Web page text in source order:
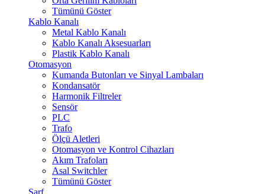
Tümünü Göster
Kablo Kanalı
Metal Kablo Kanalı
Kablo Kanalı Aksesuarları
Plastik Kablo Kanalı
Otomasyon
Kumanda Butonları ve Sinyal Lambaları
Kondansatör
Harmonik Filtreler
Sensör
PLC
Trafo
Ölçü Aletleri
Otomasyon ve Kontrol Cihazları
Akım Trafoları
Asal Switchler
Tümünü Göster
Sarf